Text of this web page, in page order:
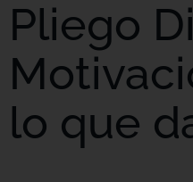
Pliego
lo que